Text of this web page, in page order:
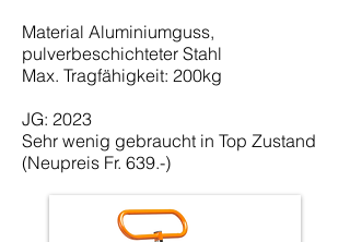
Material Aluminiumguss,
pulverbeschichteter Stahl
Max. Tragfähigkeit: 200kg
JG: 2023
Sehr wenig gebraucht in Top Zustand
(Neupreis Fr. 639.-)